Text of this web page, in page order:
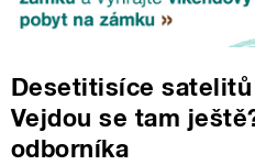
Desetitisíce
Vejdou se tam
odborníka